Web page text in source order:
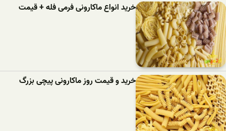
خرید انواع ماکارونی فرمی فله + قیمت
خرید و قیمت روز ماکارونی پیچی بزرگ